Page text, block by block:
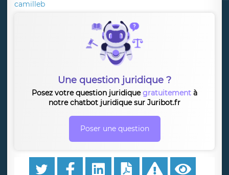
camilleb
Une question juridique ?
Posez votre question juridiquegratuitement à
notre chatbot juridique sur Juribot.fr
Poser une question